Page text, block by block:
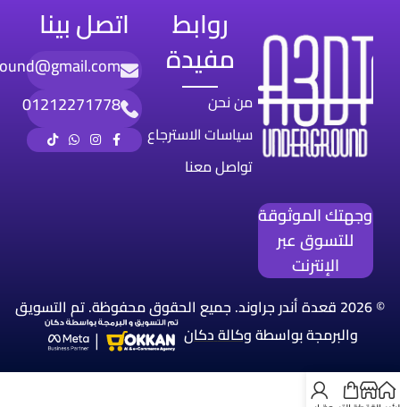
وجهتك الموثوقة
للتسوق عبر
الإنترنت
روابط
مفيدة
من نحن
سياسات الاسترجاع
تواصل معنا
اتصل بينا
01212271778
© 2026 قعدة أندر جراوند. جميع الحقوق محفوظة. تم التسويق
والبرمجة بواسطةوكالةدكان